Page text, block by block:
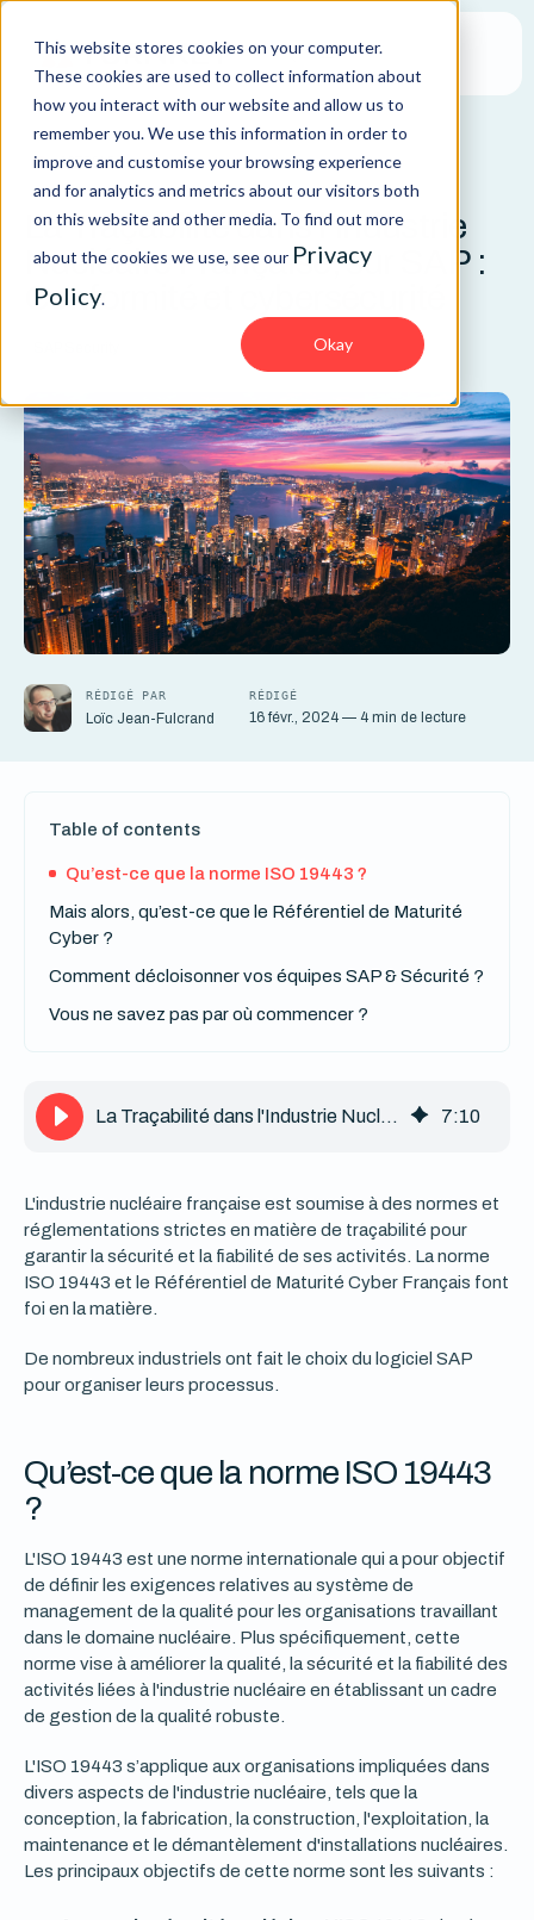
This website stores cookies on your computer.
These cookies are used to collect information about
how you interact with our website and allow us to
remember you. We use this information in order to
improve and customise your browsing experience
and for analytics and metrics about our visitors both
on this website and other media. To find out more
about the cookies we use, see our Privacy
Policy.
Okay
ARTICLE
La Traçabilité dans l'Industrie
Nucléaire Française, sur SAP :
Conformité et cybersécurité
RÉDIGÉ PAR
Loïc Jean-Fulcrand
RÉDIGÉ
16 févr., 2024 — 4 min de lecture
Table of contents
Qu’est-ce que la norme ISO 19443 ?
Mais alors, qu’est-ce que le Référentiel de Maturité
Cyber ?
Comment décloisonner vos équipes SAP & Sécurité ?
Vous ne savez pas par où commencer ?
La Traçabilité dans l'Industrie Nucléaire Française, sur SAP : Conformité et cybersécurité 7:10
L'industrie nucléaire française est soumise à des normes et
réglementations strictes en matière de traçabilité pour
garantir la sécurité et la fiabilité de ses activités. La norme
ISO 19443 et le Référentiel de Maturité Cyber Français font
foi en la matière.
De nombreux industriels ont fait le choix du logiciel SAP
pour organiser leurs processus.
Qu’est-ce que la norme ISO 19443
?
L'ISO 19443 est une norme internationale qui a pour objectif
de définir les exigences relatives au système de
management de la qualité pour les organisations travaillant
dans le domaine nucléaire. Plus spécifiquement, cette
norme vise à améliorer la qualité, la sécurité et la fiabilité des
activités liées à l'industrie nucléaire en établissant un cadre
de gestion de la qualité robuste.
L'ISO 19443 s’applique aux organisations impliquées dans
divers aspects de l'industrie nucléaire, tels que la
conception, la fabrication, la construction, l'exploitation, la
maintenance et le démantèlement d'installations nucléaires.
Les principaux objectifs de cette norme sont les suivants :